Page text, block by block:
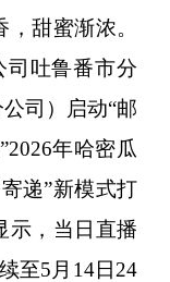
甜蜜渐浓。
司吐鲁番市分
司）启动“邮
年哈密瓜
递”新模式打
示，当日直播
至5月14日24